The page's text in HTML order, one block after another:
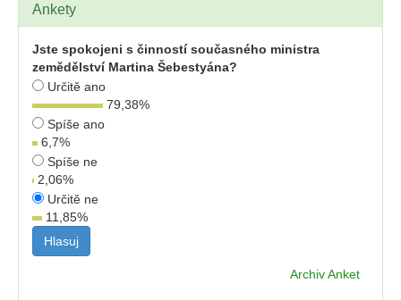
Ankety
Jste spokojeni s činností současného ministra
zemědělství Martina Šebestyána?
Určitě ano
79,38%
Spíše ano
6,7%
Spíše ne
2,06%
Určitě ne
11,85%
Archiv Anket